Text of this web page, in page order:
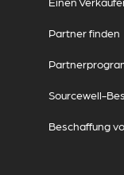
Partner finden
Sourcewell-
Beschaffung